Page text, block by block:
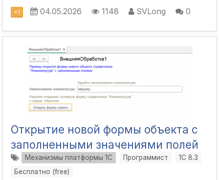
+1 04.05.2026 1148 SVLong 0
Открытие новой формы объекта с
заполненными значениями полей
Механизмы платформы 1С Программист
1С 8.3
Бесплатно (free)